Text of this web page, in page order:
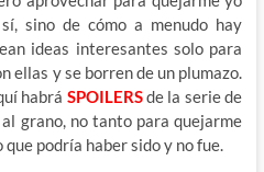
sino de cómo a menudo hay
ideas interesantes solo para
ellas y se borren de un plumazo.
habrá SPOILERSde la serie de
grano, no tanto para quejarme
podría haber sido y no fue.